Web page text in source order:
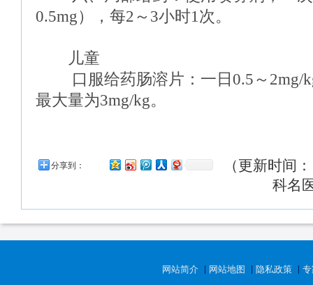
0.5mg），每2～3小时1次。
儿童
口服给药肠溶片：一日0.5～2mg/
最大量为3mg/kg。
分享到：
（更新时间
科名
网站简介 网站地图 隐私政策